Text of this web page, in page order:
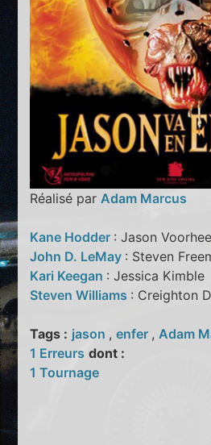
Réalisé par Adam Marcus
Kane Hodder : Jason
John D. LeMay : Steven
Kari Keegan : Jessica Kimble
Steven Williams : Creighton
Tags : jason ,enfer , Adam
1 Erreurs dont :
1 Tournage